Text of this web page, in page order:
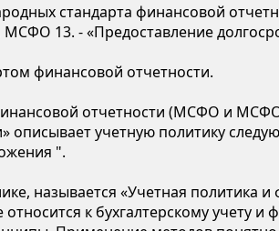
стандарта финансовой
13. - «Предоставление
финансовой отчетности.
отчетности (МСФО и
учетную политику
".
называется «Учетная политика
к бухгалтерскому учету